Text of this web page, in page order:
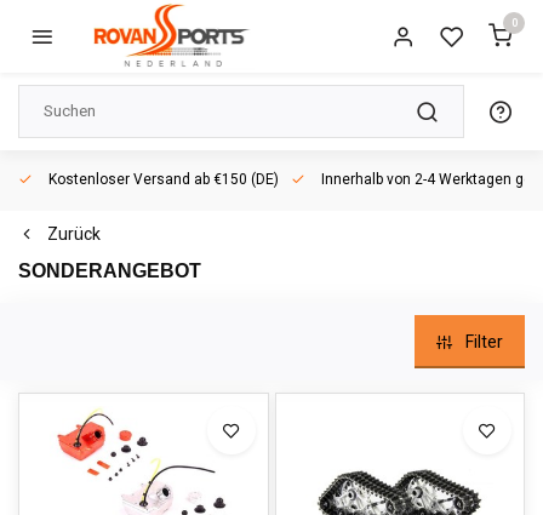
0
Kostenloser Versand ab €150 (DE) Innerhalb von 2-4 Werktagen
Zurück
SONDERANGEBOT
Filter